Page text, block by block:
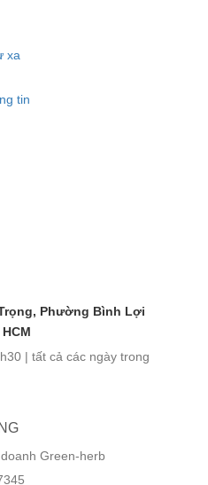
xa
tin
Phường Bình Lợi
| tất cả các ngày trong
Green-herb